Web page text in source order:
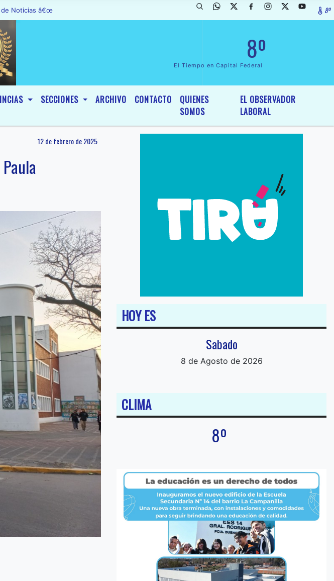
Noticiasâ€, fue declarada de InterÃ©s General y Legislativo, por Ordenanza NÂº 6236/19 del 8º
8º
El Tiempo en Capital Federal
SECCIONES ARCHIVO CONTACTO
QUIENES
SOMOS
EL OBSERVADOR
LABORAL
12 de febrero de 2025
HOY ES
Sabado
8 de Agosto de 2026
CLIMA
8º